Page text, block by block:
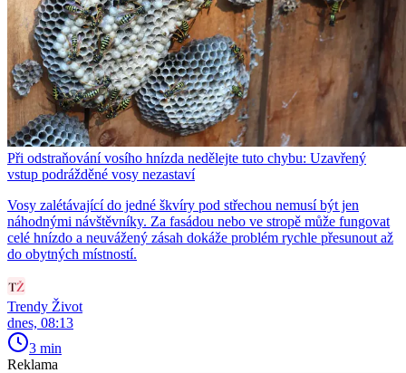
Při odstraňování vosího hnízda nedělejte tuto chybu: Uzavřený
vstup podrážděné vosy nezastaví
Vosy zalétávající do jedné škvíry pod střechou nemusí být jen
náhodnými návštěvníky. Za fasádou nebo ve stropě může fungovat
celé hnízdo a neuvážený zásah dokáže problém rychle přesunout až
do obytných místností.
Trendy Život
dnes, 08:13
3 min
Reklama